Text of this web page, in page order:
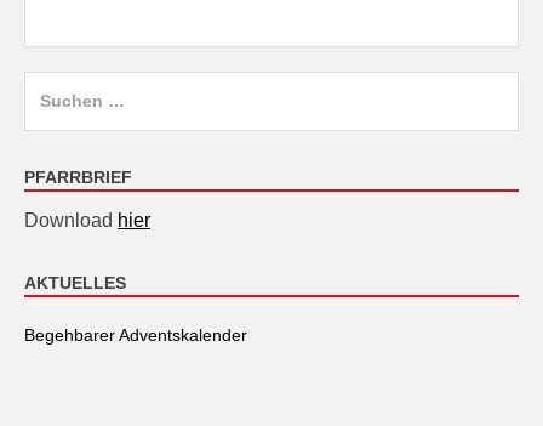
PFARRBRIEF
Download hier
AKTUELLES
Begehbarer Adventskalender